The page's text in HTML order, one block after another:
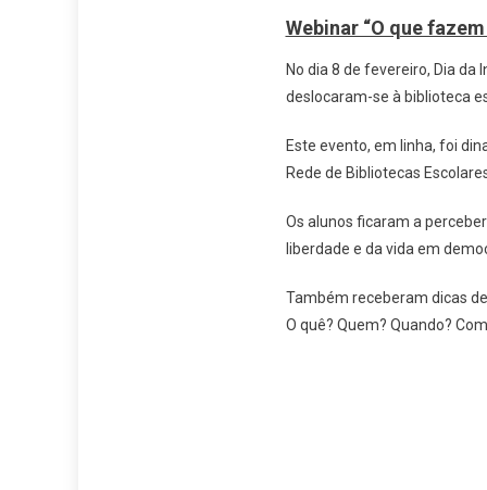
Webinar “O que
No dia 8 de fevereiro, Dia da
deslocaram-se à biblioteca
Este evento, em linha, foi
Rede de Bibliotecas
Os alunos ficaram a
liberdade e da vida em
Também receberam dicas
O quê? Quem? Quando?